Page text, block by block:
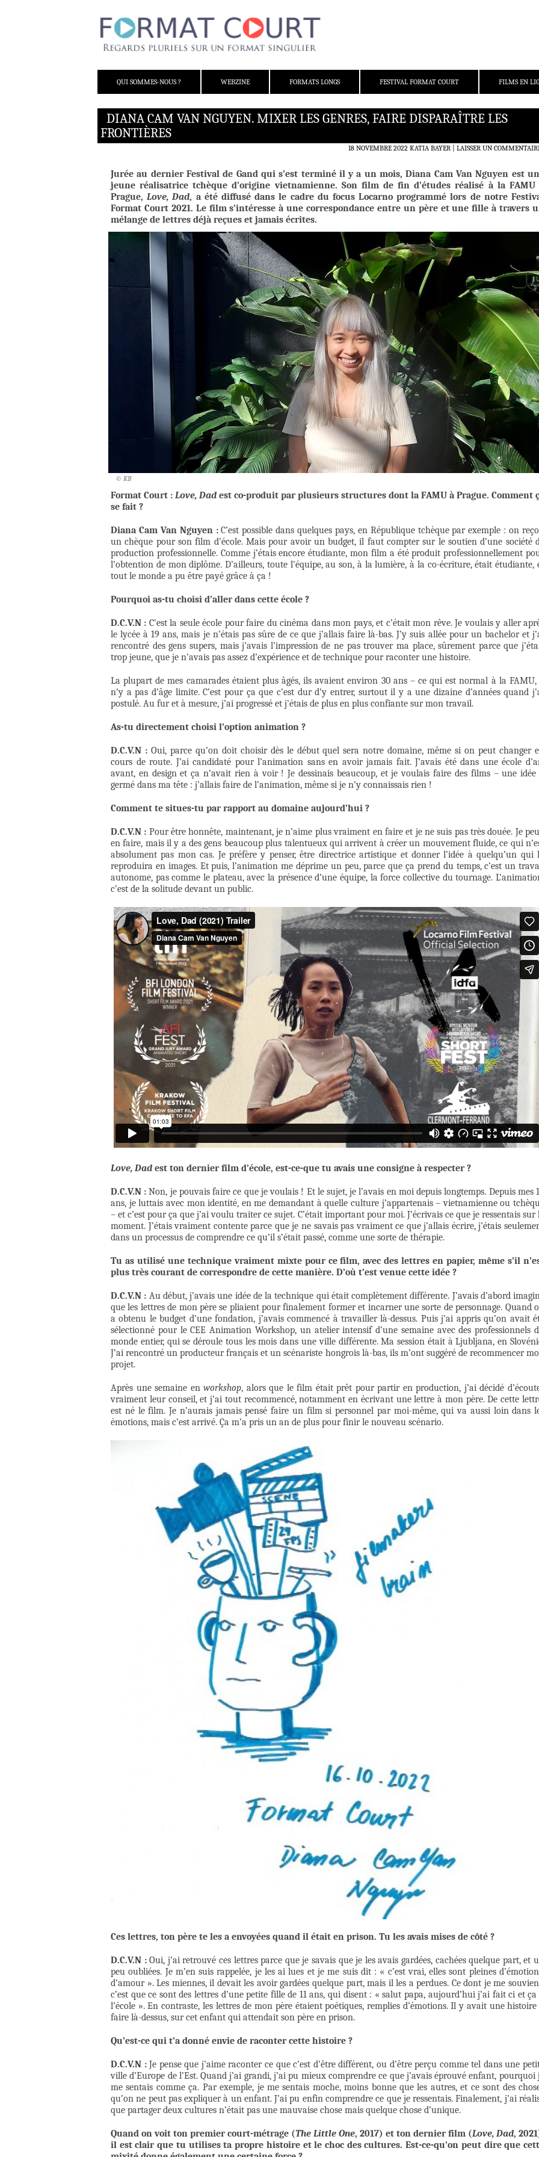
QUI SOMMES-NOUS ?
WEBZINE FORMATS LONGS FESTIVAL FORMAT COURT FILMS EN
DIANA CAM VAN NGUYEN. MIXER LES GENRES, FAIRE DISPARAÎTRE LES
FRONTIÈRES
18 NOVEMBRE 2022 KATIA BAYER LAISSER UN
Jurée au dernier Festival de Gand qui s’est terminé il y a un mois, Diana Cam Van Nguyen est
jeune réalisatrice tchèque d’origine vietnamienne. Son film de fin d’études réalisé à la FAMU
Prague,Love, Dad, a été diffusé dans le cadre du focus Locarno programmé lors de notre
Format Court 2021. Le film s’intéresse à une correspondance entre un père et une fille à travers
mélange de lettres déjà reçues et jamais écrites.
© KB
Format Court : Love, Dad est co-produit par plusieurs structures dont la FAMU à Prague. Comment
se fait ?
Diana Cam Van Nguyen :C’est possible dans quelques pays, en République tchèque par exemple : on
un chèque pour son film d’école. Mais pour avoir un budget, il faut compter sur le soutien d’une société
production professionnelle. Comme j’étais encore étudiante, mon film a été produit professionnellement
l’obtention de mon diplôme. D’ailleurs, toute l’équipe, au son, à la lumière, à la co-écriture, était étudiante,
tout le monde a pu être payé grâce à ça !
Pourquoi as-tu choisi d’aller dans cette école ?
D.C.V.N : C’est la seule école pour faire du cinéma dans mon pays, et c’était mon rêve. Je voulais y aller
le lycée à 19 ans, mais je n’étais pas sûre de ce que j’allais faire là-bas. J’y suis allée pour un bachelor et
rencontré des gens supers, mais j’avais l’impression de ne pas trouver ma place, sûrement parce que
trop jeune, que je n’avais pas assez d’expérience et de technique pour raconter une histoire.
La plupart de mes camarades étaient plus âgés, ils avaient environ 30 ans – ce qui est normal à la
n’y a pas d’âge limite. C’est pour ça que c’est dur d’y entrer, surtout il y a une dizaine d’années quand
postulé. Au fur et à mesure, j’ai progressé et j’étais de plus en plus confiante sur mon travail.
As-tu directement choisi l’option animation ?
D.C.V.N :Oui, parce qu’on doit choisir dès le début quel sera notre domaine, même si on peut changer
cours de route. J’ai candidaté pour l’animation sans en avoir jamais fait. J’avais été dans une école
avant, en design et ça n’avait rien à voir ! Je dessinais beaucoup, et je voulais faire des films – une idée
germé dans ma tête : j’allais faire de l’animation, même si je n’y connaissais rien !
Comment te situes-tu par rapport au domaine aujourd’hui ?
D.C.V.N : Pour être honnête, maintenant, je n’aime plus vraiment en faire et je ne suis pas très douée. Je
en faire, mais il y a des gens beaucoup plus talentueux qui arrivent à créer un mouvement fluide, ce qui
absolument pas mon cas. Je préfère y penser, être directrice artistique et donner l’idée à quelqu’un qui
reproduira en images. Et puis, l’animation me déprime un peu, parce que ça prend du temps, c’est un
autonome, pas comme le plateau, avec la présence d’une équipe, la force collective du tournage.
c’est de la solitude devant un public.
Love, Dad est ton dernier film d’école, est-ce-que tu avais une consigne à respecter ?
D.C.V.N : Non, je pouvais faire ce que je voulais ! Et le sujet, je l’avais en moi depuis longtemps. Depuis mes
ans, je luttais avec mon identité, en me demandant à quelle culture j’appartenais – vietnamienne ou
– et c’est pour ça que j’ai voulu traiter ce sujet. C’était important pour moi. J’écrivais ce que je ressentais sur
moment. J’étais vraiment contente parce que je ne savais pas vraiment ce que j’allais écrire, j’étais
dans un processus de comprendre ce qu’il s’était passé, comme une sorte de thérapie.
Tu as utilisé une technique vraiment mixte pour ce film, avec des lettres en papier, même s’il
plus très courant de correspondre de cette manière. D’où t’est venue cette idée ?
D.C.V.N : Au début, j’avais une idée de la technique qui était complètement différente. J’avais d’abord
que les lettres de mon père se pliaient pour finalement former et incarner une sorte de personnage. Quand
a obtenu le budget d’une fondation, j’avais commencé à travailler là-dessus. Puis j’ai appris qu’on avait
sélectionné pour le CEE Animation Workshop, un atelier intensif d’une semaine avec des professionnels
monde entier, qui se déroule tous les mois dans une ville différente. Ma session était à Ljubljana, en
J’ai rencontré un producteur français et un scénariste hongrois là-bas, ils m’ont suggéré de recommencer
projet.
Après une semaine enworkshop, alors que le film était prêt pour partir en production, j’ai décidé
vraiment leur conseil, et j’ai tout recommencé, notamment en écrivant une lettre à mon père. De cette
est né le film. Je n’aurais jamais pensé faire un film si personnel par moi-même, qui va aussi loin dans
émotions, mais c’est arrivé. Ça m’a pris un an de plus pour finir le nouveau scénario.
Ces lettres, ton père te les a envoyées quand il était en prison. Tu les avais mises de côté ?
D.C.V.N :Oui, j’ai retrouvé ces lettres parce que je savais que je les avais gardées, cachées quelque part, et
peu oubliées. Je m’en suis rappelée, je les ai lues et je me suis dit : « c’est vrai, elles sont pleines
d’amour ». Les miennes, il devait les avoir gardées quelque part, mais il les a perdues. Ce dont je me
c’est que ce sont des lettres d’une petite fille de 11 ans, qui disent : « salut papa, aujourd’hui j’ai fait ci et ça
l’école ». En contraste, les lettres de mon père étaient poétiques, remplies d’émotions. Il y avait une histoire
faire là-dessus, sur cet enfant qui attendait son père en prison.
Qu’est-ce qui t’a donné envie de raconter cette histoire ?
D.C.V.N :Je pense que j’aime raconter ce que c’est d’être différent, ou d’être perçu comme tel dans une
ville d’Europe de l’Est. Quand j’ai grandi, j’ai pu mieux comprendre ce que j’avais éprouvé enfant, pourquoi
me sentais comme ça. Par exemple, je me sentais moche, moins bonne que les autres, et ce sont des
qu’on ne peut pas expliquer à un enfant. J’ai pu enfin comprendre ce que je ressentais. Finalement, j’ai
que partager deux cultures n’était pas une mauvaise chose mais quelque chose d’unique.
Quand on voit ton premier court-métrage (The Little One, 2017) et ton dernier film (Love, Dad,
il est clair que tu utilises ta propre histoire et le choc des cultures. Est-ce-qu’on peut dire que